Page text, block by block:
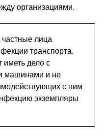
организациями.
лица
транспорта.
иметь дело с
машинами и не
с ним
экземпляры